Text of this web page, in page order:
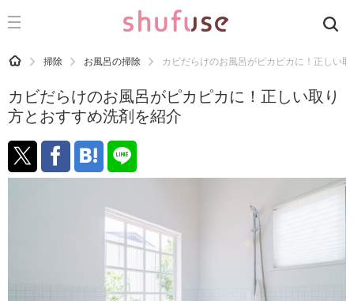
CATEGORY 記事カテゴリ
運気
洗濯
生活の知恵
HOME 掃除 お風呂の掃除 カビだらけのお風呂がピカピカに！正しい
カビだらけのお風呂がピカピカに！正しい取り
方とおすすめ洗剤を紹介